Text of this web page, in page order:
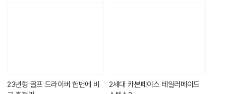
23년형 골프 드라이버 한번에 비
2세대 카본페이스 테일러메이드